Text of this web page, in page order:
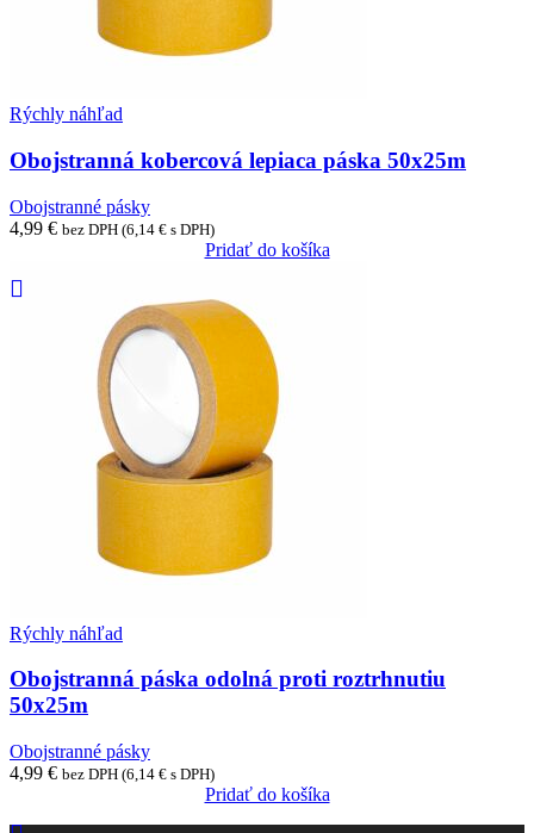
Rýchly náhľad
Obojstranná kobercová lepiaca páska 50x25m
Obojstranné pásky
4,99 € bez DPH (6,14 € s DPH)
Pridať do košíka
Rýchly náhľad
Obojstranná páska odolná proti roztrhnutiu
50x25m
Obojstranné pásky
4,99 € bez DPH (6,14 € s DPH)
Pridať do košíka